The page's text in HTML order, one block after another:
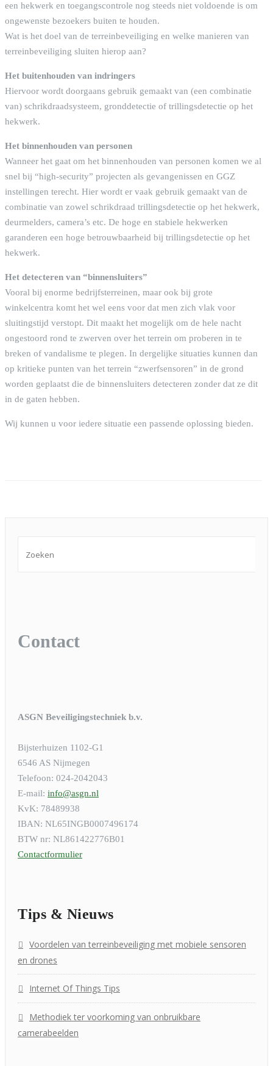
een hekwerk en toegangscontrole nog steeds niet voldoende is om
ongewenste bezoekers buiten te houden.
Wat is het doel van de terreinbeveiliging en welke manieren van
terreinbeveiliging sluiten hierop aan?
Het buitenhouden van indringers
Hiervoor wordt doorgaans gebruik gemaakt van (een combinatie
van) schrikdraadsysteem, gronddetectie of trillingsdetectie op het
hekwerk.
Het binnenhouden van personen
Wanneer het gaat om het binnenhouden van personen komen we al
snel bij “high-security” projecten als gevangenissen en GGZ
instellingen terecht. Hier wordt er vaak gebruik gemaakt van de
combinatie van zowel schrikdraad trillingsdetectie op het hekwerk,
deurmelders, camera’s etc. De hoge en stabiele hekwerken
garanderen een hoge betrouwbaarheid bij trillingsdetectie op het
hekwerk.
Het detecteren van “binnensluiters”
Vooral bij enorme bedrijfsterreinen, maar ook bij grote
winkelcentra komt het wel eens voor dat men zich vlak voor
sluitingstijd verstopt. Dit maakt het mogelijk om de hele nacht
ongestoord rond te zwerven over het terrein om proberen in te
breken of vandalisme te plegen. In dergelijke situaties kunnen dan
op kritieke punten van het terrein “zwerfsensoren” in de grond
worden geplaatst die de binnensluiters detecteren zonder dat ze dit
in de gaten hebben.
Wij kunnen u voor iedere situatie een passende oplossing bieden.
Contact
ASGN Beveiligingstechniek b.v.
Bijsterhuizen 1102-G1
6546 AS Nijmegen
Telefoon: 024-2042043
E-mail: info@asgn.nl
KvK: 78489938
IBAN: NL65INGB0007496174
BTW nr: NL861422776B01
Contactformulier
Tips & Nieuws
Voordelen van terreinbeveiliging met mobiele sensoren
en drones
Internet Of Things Tips
Methodiek ter voorkoming van onbruikbare
camerabeelden